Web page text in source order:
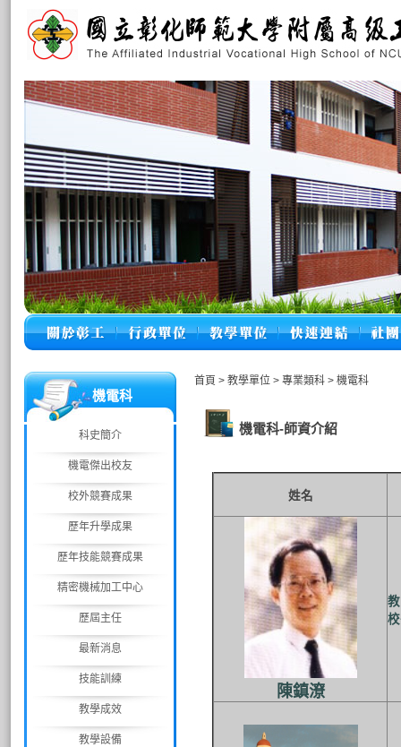
機電科
科史簡介
機電傑出校友
校外競賽成果
歷年升學成果
歷年技能競賽成果
精密機械加工中心
歷屆主任
最新消息
技能訓練
教學成效
教學設備
首頁 > 教學單位 > 專業類科 > 機電科
機電科-師資介紹
姓名
陳鎮潦